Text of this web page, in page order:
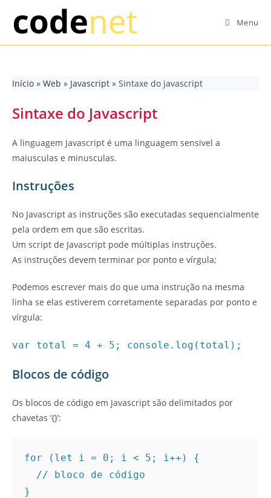
content
Menu
Início » Web » Javascript » Sintaxe do javascript
Sintaxe do Javascript
A linguagem Javascript é uma linguagem sensivel a
maiusculas e minusculas.
Instruções
No Javascript as instruções são executadas sequencialmente
pela ordem em que são escritas.
Um script de Javascript pode múltiplas instruções.
As instruções devem terminar por ponto e vírgula;
Podemos escrever mais do que uma instrução na mesma
linha se elas estiverem corretamente separadas por ponto e
vírgula:
var total = 4 + 5; console.log(total);
Blocos de código
Os blocos de código em Javascript são delimitados por
chavetas ‘{}’:
for (let i = 0; i < 5; i++) {
}